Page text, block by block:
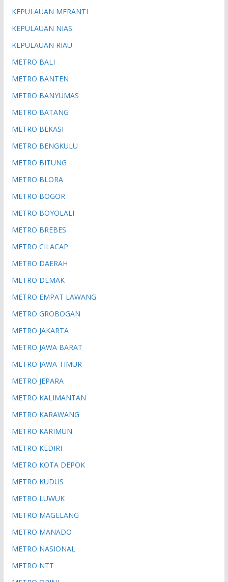
KEPULAUAN MERANTI
KEPULAUAN NIAS
KEPULAUAN RIAU
METRO BALI
METRO BANTEN
METRO BANYUMAS
METRO BATANG
METRO BEKASI
METRO BENGKULU
METRO BITUNG
METRO BLORA
METRO BOGOR
METRO BOYOLALI
METRO BREBES
METRO CILACAP
METRO DAERAH
METRO DEMAK
METRO EMPAT LAWANG
METRO GROBOGAN
METRO JAKARTA
METRO JAWA BARAT
METRO JAWA TIMUR
METRO JEPARA
METRO KALIMANTAN
METRO KARAWANG
METRO KARIMUN
METRO KEDIRI
METRO KOTA DEPOK
METRO KUDUS
METRO LUWUK
METRO MAGELANG
METRO MANADO
METRO NASIONAL
METRO NTT